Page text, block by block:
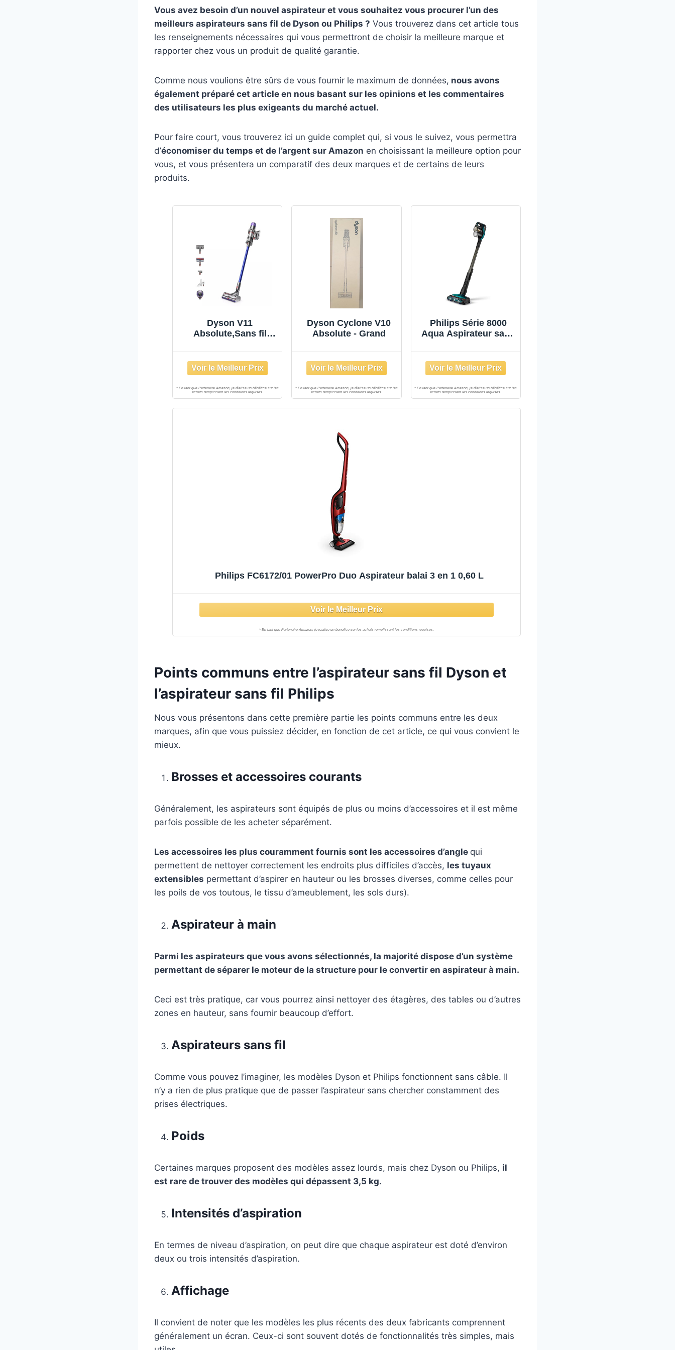
Vous avez besoin d’un nouvel aspirateur et vous souhaitez vous procurer l’un des
meilleurs aspirateurs sans fil de Dyson ou Philips ? Vous trouverez dans cet article tous
les renseignements nécessaires qui vous permettront de choisir la meilleure marque et
rapporter chez vous un produit de qualité garantie.
Comme nous voulions être sûrs de vous fournir le maximum de données, nous avons
également préparé cet article en nous basant sur les opinions et les commentaires
des utilisateurs les plus exigeants du marché actuel.
Pour faire court, vous trouverez ici un guide complet qui, si vous le suivez, vous permettra
d’économiser du temps et de l’argent sur Amazon en choisissant la meilleure option pour
vous, et vous présentera un comparatif des deux marques et de certains de leurs
produits.
Dyson V11
Absolute,Sans fil
Dyson Cyclone V10
Absolute - Grand
Philips Série 8000
Aqua Aspirateur sans
jusqu'à 80 Min
d'Autonomie avec
Brosse d'Aspiration à
360° (XC8147/01)
Philips FC6172/01 PowerPro Duo Aspirateur balai 3 en 1 0,60 L
Points communs entre l’aspirateur sans fil Dyson et
l’aspirateur sans fil Philips
Nous vous présentons dans cette première partie les points communs entre les deux
marques, afin que vous puissiez décider, en fonction de cet article, ce qui vous convient le
mieux.
Brosses et accessoires courants
Généralement, les aspirateurs sont équipés de plus ou moins d’accessoires et il est même
parfois possible de les acheter séparément.
Les accessoires les plus couramment fournis sont les accessoires d’angle qui
permettent de nettoyer correctement les endroits plus difficiles d’accès, les tuyaux
extensibles permettant d’aspirer en hauteur ou les brosses diverses, comme celles pour
les poils de vos toutous, le tissu d’ameublement, les sols durs).
Aspirateur à main
Parmi les aspirateurs que vous avons sélectionnés, la majorité dispose d’un système
permettant de séparer le moteur de la structure pour le convertir en aspirateur à main.
Ceci est très pratique, car vous pourrez ainsi nettoyer des étagères, des tables ou d’autres
zones en hauteur, sans fournir beaucoup d’effort.
Aspirateurs sans fil
Comme vous pouvez l’imaginer, les modèles Dyson et Philips fonctionnent sans câble. Il
n’y a rien de plus pratique que de passer l’aspirateur sans chercher constamment des
prises électriques.
Poids
Certaines marques proposent des modèles assez lourds, mais chez Dyson ou Philips, il
est rare de trouver des modèles qui dépassent 3,5 kg.
Intensités d’aspiration
En termes de niveau d’aspiration, on peut dire que chaque aspirateur est doté d’environ
deux ou trois intensités d’aspiration.
Affichage
Il convient de noter que les modèles les plus récents des deux fabricants comprennent
généralement un écran. Ceux-ci sont souvent dotés de fonctionnalités très simples, mais